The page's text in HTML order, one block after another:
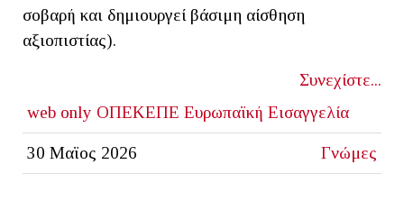
σοβαρή και δημιουργεί βάσιμη αίσθηση
αξιοπιστίας).
Συνεχίστε...
web only ΟΠΕΚΕΠΕ Ευρωπαϊκή Εισαγγελία
30 Μαϊος 2026 Γνώμες